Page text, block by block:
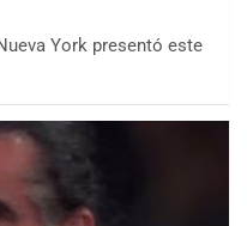
York presentó este